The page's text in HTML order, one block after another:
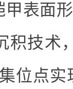
表面
积技术
位点实